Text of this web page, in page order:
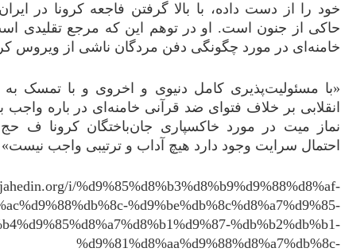
خود را از دست داده، با بالا گرفتن فاجعه کرونا در
حاکی از جنون است. او در توهم این که مرجع تقلیدی
خامنه‌ای در مورد چگونگی دفن مردگان ناشی از ویروس
«با مسئولیت‌پذیری کامل دنیوی و اخروی و با تمسک
انقلابی بر خلاف فتوای ضد قرآنی خامنه‌ای در باره
نماز میت در مورد خاکسپاری جان‌باختگان کرونا ف
احتمال سرایت وجود دارد هیچ آداب و ترتیبی واجب نیست»
i/%d9%85%d8%b3%d8%b9%d9%88%d8%af-
%d9%be%db%8c%d8%a7%d9%85-
%db%b2%db%b1-
%d9%81%d8%aa%d9%88%d8%a7%db%8c-